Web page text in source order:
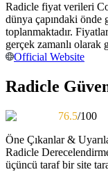
Kopya Tüccarı
Kâr paylaşımı
Radicle fiyat verileri
dünya çapındaki önde
toplanmaktadır.
gerçek zamanlı olarak
Official Website
Radicle
76.5/100
Öne Çıkanlar &
Radicle
üçüncü taraf bir site